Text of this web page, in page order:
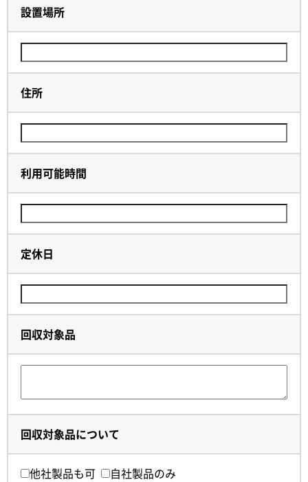
設置場所
住所
利用可能時間
定休日
回収対象品
回収対象品について
他社製品も可 自社製品のみ